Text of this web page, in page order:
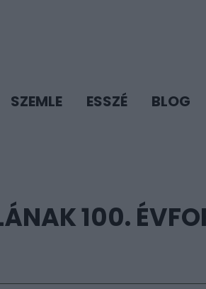
SZEMLE ESSZÉ BLOG
100.